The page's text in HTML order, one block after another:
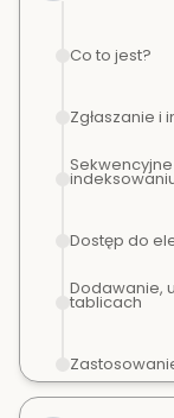
Co to jest?
Zgłaszanie i
Dostęp do
Dodawanie,
tablicach